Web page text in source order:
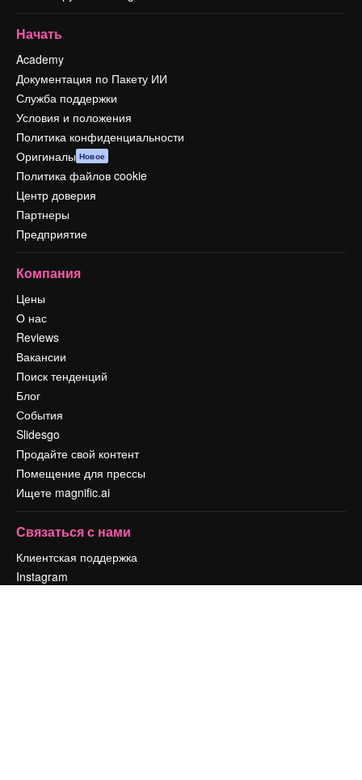
Начать
Academy
Документация по Пакету ИИ
Служба поддержки
Условия и положения
Политика конфиденциальности
Оригиналы Новое
Политика файлов cookie
Центр доверия
Партнеры
Предприятие
Компания
Цены
О нас
Reviews
Вакансии
Поиск тенденций
Блог
События
Slidesgo
Продайте свой контент
Помещение для прессы
Ищете magnific.ai
Связаться с нами
Клиентская поддержка
Instagram